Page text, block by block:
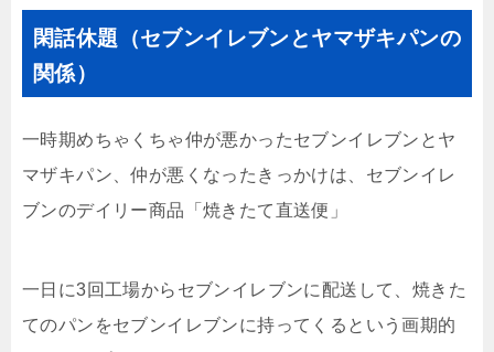
閑話休題（セブンイレブンとヤマザキパンの
関係）
一時期めちゃくちゃ仲が悪かったセブンイレブンとヤ
マザキパン、仲が悪くなったきっかけは、セブンイレ
ブンのデイリー商品「焼きたて直送便」
一日に3回工場からセブンイレブンに配送して、焼きた
てのパンをセブンイレブンに持ってくるという画期的